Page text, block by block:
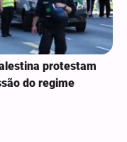
protestam
do regime